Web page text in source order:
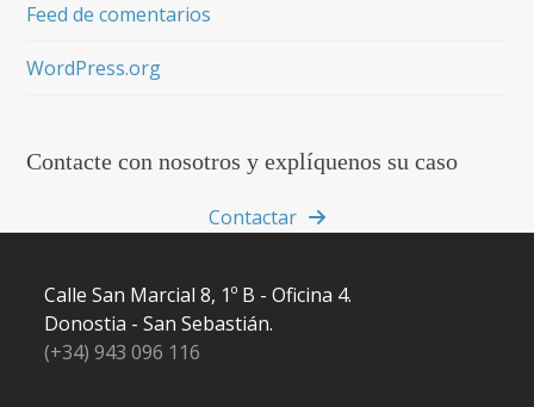
Feed de comentarios
WordPress.org
Contacte con nosotros y explíquenos su caso
Contactar
Calle San Marcial 8, 1º B - Oficina 4.
Donostia - San Sebastián.
(+34) 943 096 116